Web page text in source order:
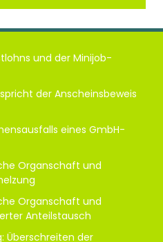
und der Minijob-
der Anscheinsbeweis
eines GmbH-
Organschaft und
Organschaft und
Anteilstausch
Überschreiten der